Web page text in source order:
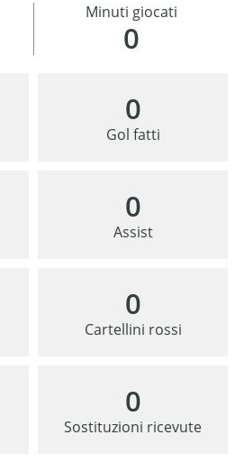
0
Minuti giocati
0
Gol fatti
0
Assist
0
Cartellini rossi
0
Sostituzioni ricevute